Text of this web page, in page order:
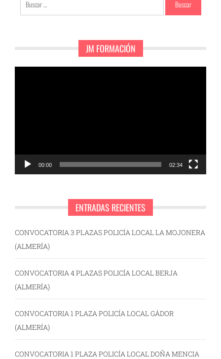
JM FORMACIÓN
00:00 02:34
ENTRADAS RECIENTES
CONVOCATORIA 3 PLAZAS POLICÍA LOCAL LA MOJONERA
(ALMERÍA)
CONVOCATORIA 4 PLAZAS POLICÍA LOCAL BERJA
(ALMERÍA)
CONVOCATORIA 1 PLAZA POLICÍA LOCAL GÁDOR
(ALMERÍA)
CONVOCATORIA 1 PLAZA POLICÍA LOCAL DOÑA MENCIA